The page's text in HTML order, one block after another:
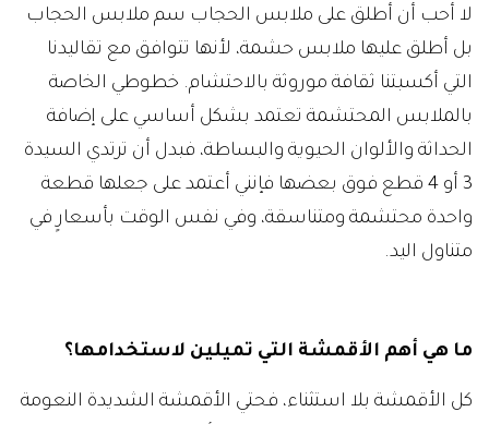
لا أحب أن أطلق على ملابس الحجاب سم ملابس الحجاب
بل أطلق عليها ملابس حشمة، لأنها تتوافق مع تقاليدنا
التي أكسبتنا ثقافة موروثة بالاحتشام. خطوطي الخاصة
بالملابس المحتشمة تعتمد بشكل أساسي على إضافة
الحداثة والألوان الحيوية والبساطة، فبدل أن ترتدي السيدة
3 أو 4 قطع فوق بعضها فإنني أعتمد على جعلها قطعة
واحدة محتشمة ومتناسقة، وفي نفس الوقت بأسعارٍ في
متناول اليد.
ما هي أهم الأقمشة التي تميلين لاستخدامها؟
كل الأقمشة بلا استثناء، فحتي الأقمشة الشديدة النعومة